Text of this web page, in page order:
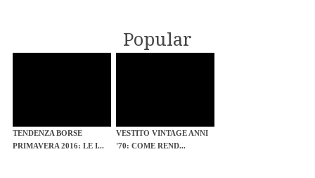
Popular
TENDENZA BORSE
PRIMAVERA 2016: LE I...
VESTITO VINTAGE ANNI
'70: COME REND...